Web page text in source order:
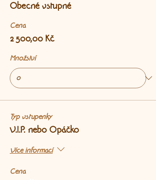
Obecné vstupné
Cena
2 500,00 Kč
Množství
Typ vstupenky
V.I.P. nebo Opáčko
Více informací
Cena